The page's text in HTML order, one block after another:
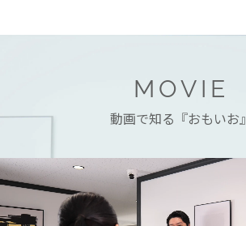
MOVIE
動画で知る『おもいお』